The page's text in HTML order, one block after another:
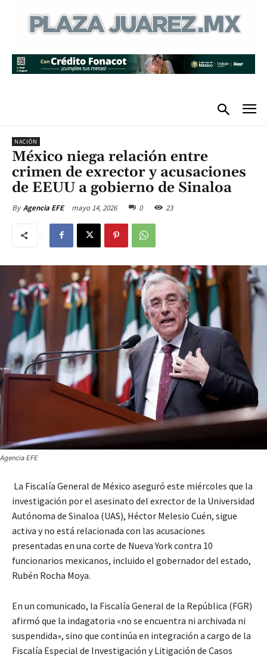
NACIÓN
México niega relación entre
crimen de exrector y acusaciones
de EEUU a gobierno de Sinaloa
By Agencia EFE mayo 14, 2026 0 23
Agencia EFE
La Fiscalía General de México aseguró este miércoles que la
investigación por el asesinato del exrector de la Universidad
Autónoma de Sinaloa (UAS), Héctor Melesio Cuén, sigue
activa y no está relacionada con las acusaciones
presentadas en una corte de Nueva York contra 10
funcionarios mexicanos, incluido el gobernador del estado,
Rubén Rocha Moya.
En un comunicado, la Fiscalía General de la República (FGR)
afirmó que la indagatoria «no se encuentra ni archivada ni
suspendida», sino que continúa en integración a cargo de la
Fiscalía Especial de Investigación y Litigación de Casos